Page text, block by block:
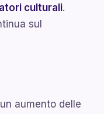
culturali.
sul
aumento delle